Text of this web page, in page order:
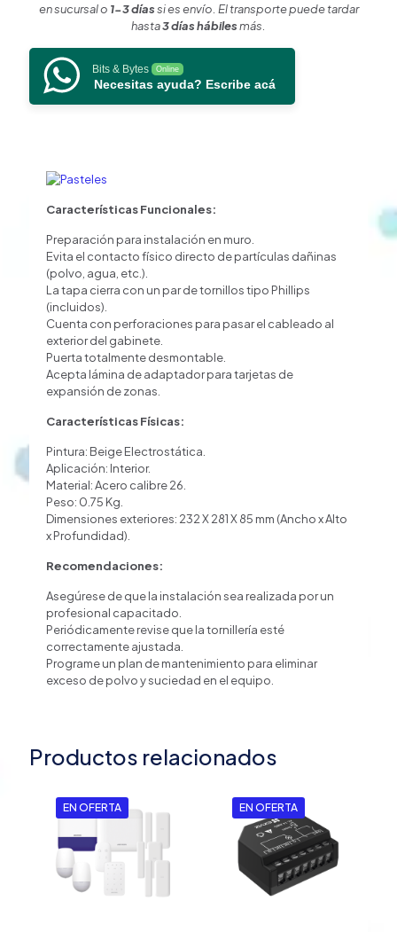
en sucursal o 1-3 díassi es envío. El transporte puede tardar
hasta3 días hábilesmás.
Bits & Bytes Online
Necesitas ayuda? Escribe acá
Características Funcionales:
Preparación para instalación en muro.
Evita el contacto físico directo de partículas dañinas
(polvo, agua, etc.).
La tapa cierra con un par de tornillos tipo Phillips
(incluidos).
Cuenta con perforaciones para pasar el cableado al
exterior del gabinete.
Puerta totalmente desmontable.
Acepta lámina de adaptador para tarjetas de
expansión de zonas.
Características Físicas:
Pintura: Beige Electrostática.
Aplicación: Interior.
Material: Acero calibre 26.
Peso: 0.75 Kg.
Dimensiones exteriores: 232 X 281 X 85 mm (Ancho x Alto
x Profundidad).
Recomendaciones:
Asegúrese de que la instalación sea realizada por un
profesional capacitado.
Periódicamente revise que la tornillería esté
correctamente ajustada.
Programe un plan de mantenimiento para eliminar
exceso de polvo y suciedad en el equipo.
Productos relacionados
EN OFERTA EN OFERTA